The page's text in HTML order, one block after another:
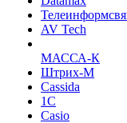
AV Tech
МАССА-К
Штрих-М
Cassida
1С
Casio